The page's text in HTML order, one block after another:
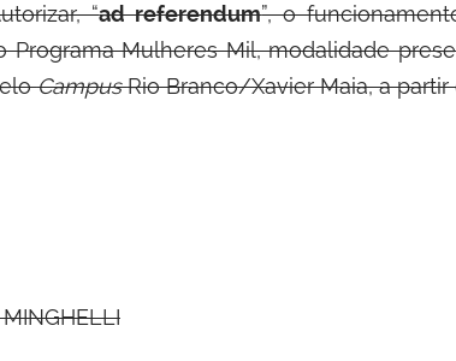
“ad referendum”, o
Programa Mulheres Mil, modalidade
CampusRio Branco/Xavier Maia, a